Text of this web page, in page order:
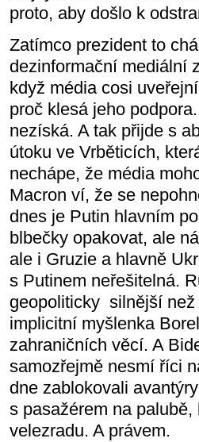
proto, aby došlo k
Zatímco prezident to
dezinformační mediální
když média cosi
proč klesá jeho
nezíská. A tak přijde s
útoku ve Vrběticích,
nechápe, že média
Macron ví, že se
dnes je Putin hlavním
blbečky opakovat, ale
ale i Gruzie a hlavně
s Putinem neřešitelná.
geopoliticky silnější než
implicitní myšlenka
zahraničních věcí. A
samozřejmě nesmí říci
dne zablokovali
s pasažérem na
velezradu. A právem.